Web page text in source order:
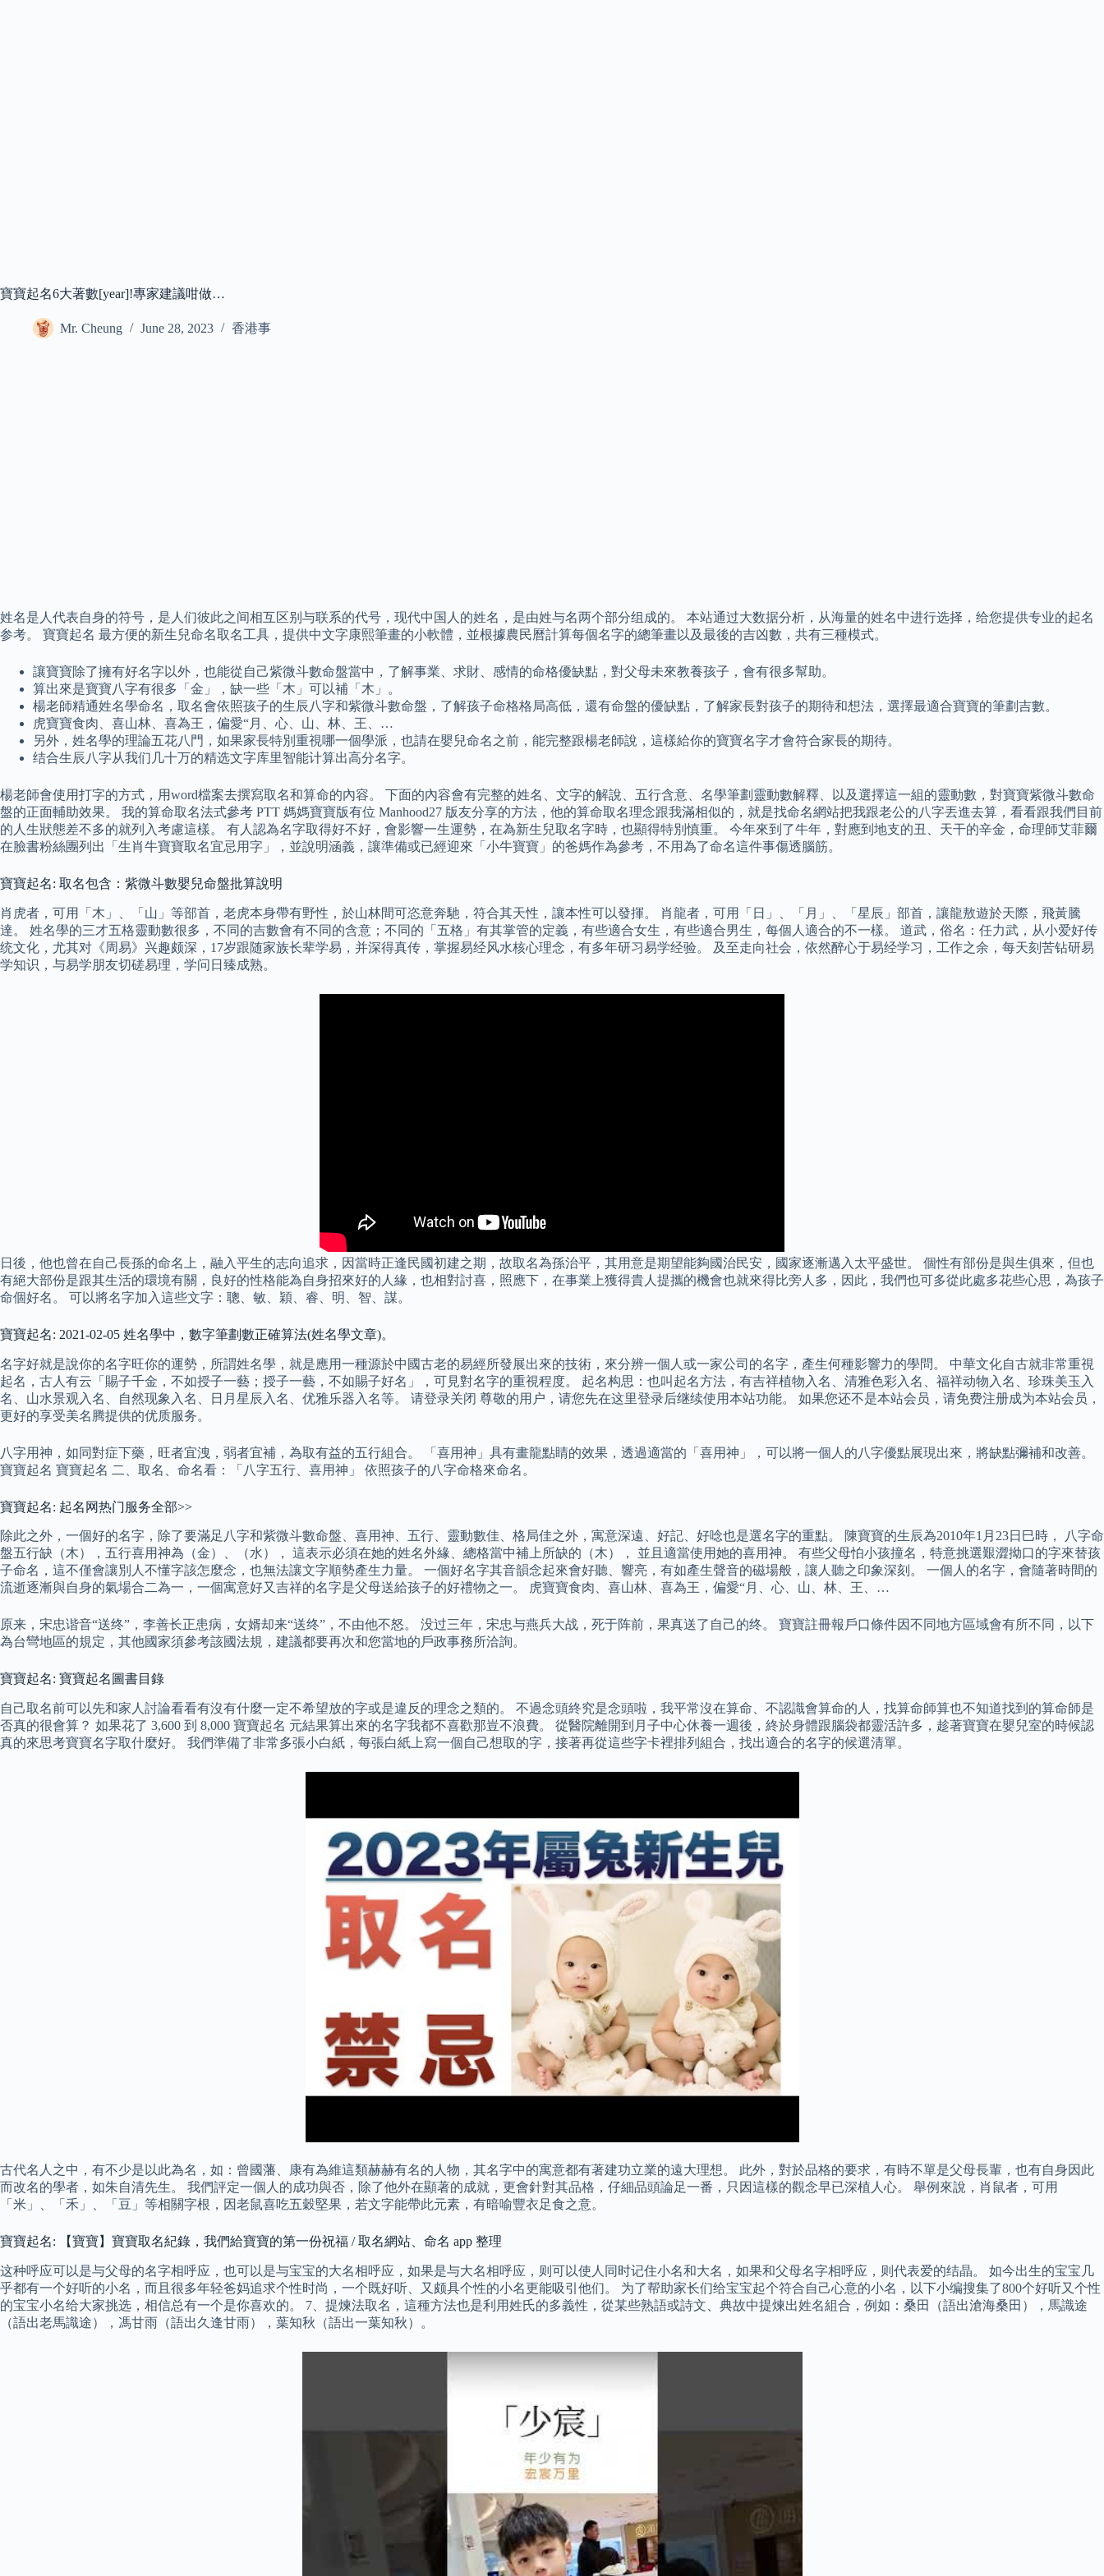
寶寶起名6大著數[year]!專家建議咁做…
Mr. Cheung June 28, 2023 香港事
姓名是人代表自身的符号，是人们彼此之间相互区别与联系的代号，现代中国人的姓名，是由姓与名两个部分组成的。 本站通过大数据分析，从海量的姓名中进行选择，给您提供专业的起名
参考。 寶寶起名 最方便的新生兒命名取名工具，提供中文字康熙筆畫的小軟體，並根據農民曆計算每個名字的總筆畫以及最後的吉凶數，共有三種模式。
讓寶寶除了擁有好名字以外，也能從自己紫微斗數命盤當中，了解事業、求財、感情的命格優缺點，對父母未來教養孩子，會有很多幫助。
算出來是寶寶八字有很多「金」，缺一些「木」可以補「木」。
楊老師精通姓名學命名，取名會依照孩子的生辰八字和紫微斗數命盤，了解孩子命格格局高低，還有命盤的優缺點，了解家長對孩子的期待和想法，選擇最適合寶寶的筆劃吉數。
虎寶寶食肉、喜山林、喜為王，偏愛“月、心、山、林、王、…
另外，姓名學的理論五花八門，如果家長特別重視哪一個學派，也請在嬰兒命名之前，能完整跟楊老師說，這樣給你的寶寶名字才會符合家長的期待。
结合生辰八字从我们几十万的精选文字库里智能计算出高分名字。
楊老師會使用打字的方式，用word檔案去撰寫取名和算命的內容。 下面的內容會有完整的姓名、文字的解說、五行含意、名學筆劃靈動數解釋、以及選擇這一組的靈動數，對寶寶紫微斗數命
盤的正面輔助效果。 我的算命取名法式參考 PTT 媽媽寶寶版有位 Manhood27 版友分享的方法，他的算命取名理念跟我滿相似的，就是找命名網站把我跟老公的八字丟進去算，看看跟我們目前
的人生狀態差不多的就列入考慮這樣。 有人認為名字取得好不好，會影響一生運勢，在為新生兒取名字時，也顯得特別慎重。 今年來到了牛年，對應到地支的丑、天干的辛金，命理師艾菲爾
在臉書粉絲團列出「生肖牛寶寶取名宜忌用字」，並說明涵義，讓準備或已經迎來「小牛寶寶」的爸媽作為參考，不用為了命名這件事傷透腦筋。
寶寶起名: 取名包含：紫微斗數嬰兒命盤批算說明
肖虎者，可用「木」、「山」等部首，老虎本身帶有野性，於山林間可恣意奔馳，符合其天性，讓本性可以發揮。 肖龍者，可用「日」、「月」、「星辰」部首，讓龍敖遊於天際，飛黃騰
達。 姓名學的三才五格靈動數很多，不同的吉數會有不同的含意；不同的「五格」有其掌管的定義，有些適合女生，有些適合男生，每個人適合的不一樣。 道武，俗名：任力武，从小爱好传
统文化，尤其对《周易》兴趣颇深，17岁跟随家族长辈学易，并深得真传，掌握易经风水核心理念，有多年研习易学经验。 及至走向社会，依然醉心于易经学习，工作之余，每天刻苦钻研易
学知识，与易学朋友切磋易理，学问日臻成熟。
日後，他也曾在自己長孫的命名上，融入平生的志向追求，因當時正逢民國初建之期，故取名為孫治平，其用意是期望能夠國治民安，國家逐漸邁入太平盛世。 個性有部份是與生俱來，但也
有絕大部份是跟其生活的環境有關，良好的性格能為自身招來好的人緣，也相對討喜，照應下，在事業上獲得貴人提攜的機會也就來得比旁人多，因此，我們也可多從此處多花些心思，為孩子
命個好名。 可以將名字加入這些文字：聰、敏、穎、睿、明、智、謀。
寶寶起名: 2021-02-05 姓名學中，數字筆劃數正確算法(姓名學文章)。
名字好就是說你的名字旺你的運勢，所謂姓名學，就是應用一種源於中國古老的易經所發展出來的技術，來分辨一個人或一家公司的名字，產生何種影響力的學問。 中華文化自古就非常重視
起名，古人有云「賜子千金，不如授子一藝；授子一藝，不如賜子好名」，可見對名字的重視程度。 起名构思：也叫起名方法，有吉祥植物入名、清雅色彩入名、福祥动物入名、珍珠美玉入
名、山水景观入名、自然现象入名、日月星辰入名、优雅乐器入名等。 请登录关闭 尊敬的用户，请您先在这里登录后继续使用本站功能。 如果您还不是本站会员，请免费注册成为本站会员，
更好的享受美名腾提供的优质服务。
八字用神，如同對症下藥，旺者宜洩，弱者宜補，為取有益的五行組合。 「喜用神」具有畫龍點睛的效果，透過適當的「喜用神」，可以將一個人的八字優點展現出來，將缺點彌補和改善。
寶寶起名 寶寶起名 二、取名、命名看：「八字五行、喜用神」 依照孩子的八字命格來命名。
寶寶起名: 起名网热门服务全部>>
除此之外，一個好的名字，除了要滿足八字和紫微斗數命盤、喜用神、五行、靈動數佳、格局佳之外，寓意深遠、好記、好唸也是選名字的重點。 陳寶寶的生辰為2010年1月23日巳時， 八字命
盤五行缺（木），五行喜用神為（金）、（水）， 這表示必須在她的姓名外緣、總格當中補上所缺的（木）， 並且適當使用她的喜用神。 有些父母怕小孩撞名，特意挑選艱澀拗口的字來替孩
子命名，這不僅會讓別人不懂字該怎麼念，也無法讓文字順勢產生力量。 一個好名字其音韻念起來會好聽、響亮，有如產生聲音的磁場般，讓人聽之印象深刻。 一個人的名字，會隨著時間的
流逝逐漸與自身的氣場合二為一，一個寓意好又吉祥的名字是父母送給孩子的好禮物之一。 虎寶寶食肉、喜山林、喜為王，偏愛“月、心、山、林、王、…
原来，宋忠谐音“送终”，李善长正患病，女婿却来“送终”，不由他不怒。 没过三年，宋忠与燕兵大战，死于阵前，果真送了自己的终。 寶寶註冊報戶口條件因不同地方區域會有所不同，以下
為台彎地區的規定，其他國家須參考該國法規，建議都要再次和您當地的戶政事務所洽詢。
寶寶起名: 寶寶起名圖書目錄
自己取名前可以先和家人討論看看有沒有什麼一定不希望放的字或是違反的理念之類的。 不過念頭終究是念頭啦，我平常沒在算命、不認識會算命的人，找算命師算也不知道找到的算命師是
否真的很會算？ 如果花了 3,600 到 8,000 寶寶起名 元結果算出來的名字我都不喜歡那豈不浪費。 從醫院離開到月子中心休養一週後，終於身體跟腦袋都靈活許多，趁著寶寶在嬰兒室的時候認
真的來思考寶寶名字取什麼好。 我們準備了非常多張小白紙，每張白紙上寫一個自己想取的字，接著再從這些字卡裡排列組合，找出適合的名字的候選清單。
古代名人之中，有不少是以此為名，如：曾國藩、康有為維這類赫赫有名的人物，其名字中的寓意都有著建功立業的遠大理想。 此外，對於品格的要求，有時不單是父母長輩，也有自身因此
而改名的學者，如朱自清先生。 我們評定一個人的成功與否，除了他外在顯著的成就，更會針對其品格，仔細品頭論足一番，只因這樣的觀念早已深植人心。 舉例來說，肖鼠者，可用
「米」、「禾」、「豆」等相關字根，因老鼠喜吃五穀堅果，若文字能帶此元素，有暗喻豐衣足食之意。
寶寶起名: 【寶寶】寶寶取名紀錄，我們給寶寶的第一份祝福 / 取名網站、命名 app 整理
这种呼应可以是与父母的名字相呼应，也可以是与宝宝的大名相呼应，如果是与大名相呼应，则可以使人同时记住小名和大名，如果和父母名字相呼应，则代表爱的结晶。 如今出生的宝宝几
乎都有一个好听的小名，而且很多年轻爸妈追求个性时尚，一个既好听、又颇具个性的小名更能吸引他们。 为了帮助家长们给宝宝起个符合自己心意的小名，以下小编搜集了800个好听又个性
的宝宝小名给大家挑选，相信总有一个是你喜欢的。 7、提煉法取名，這種方法也是利用姓氏的多義性，從某些熟語或詩文、典故中提煉出姓名組合，例如：桑田（語出滄海桑田），馬識途
（語出老馬識途），馮甘雨（語出久逢甘雨），葉知秋（語出一葉知秋）。